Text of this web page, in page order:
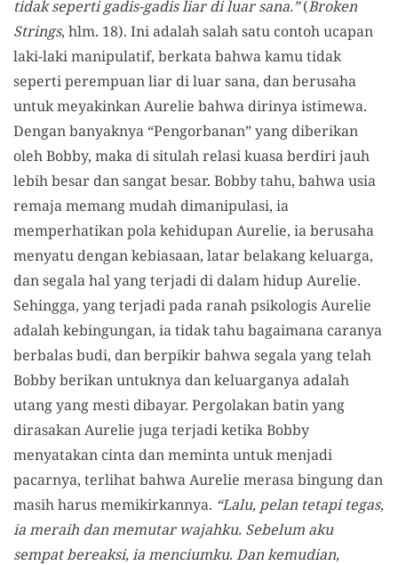
tidak seperti gadis-gadis liar di luar sana.”(Broken
Strings, hlm. 18). Ini adalah salah satu contoh ucapan
laki-laki manipulatif, berkata bahwa kamu tidak
seperti perempuan liar di luar sana, dan berusaha
untuk meyakinkan Aurelie bahwa dirinya istimewa.
Dengan banyaknya “Pengorbanan” yang diberikan
oleh Bobby, maka di situlah relasi kuasa berdiri jauh
lebih besar dan sangat besar. Bobby tahu, bahwa usia
remaja memang mudah dimanipulasi, ia
memperhatikan pola kehidupan Aurelie, ia berusaha
menyatu dengan kebiasaan, latar belakang keluarga,
dan segala hal yang terjadi di dalam hidup Aurelie.
Sehingga, yang terjadi pada ranah psikologis Aurelie
adalah kebingungan, ia tidak tahu bagaimana caranya
berbalas budi, dan berpikir bahwa segala yang telah
Bobby berikan untuknya dan keluarganya adalah
utang yang mesti dibayar. Pergolakan batin yang
dirasakan Aurelie juga terjadi ketika Bobby
menyatakan cinta dan meminta untuk menjadi
pacarnya, terlihat bahwa Aurelie merasa bingung dan
masih harus memikirkannya. “Lalu, pelan tetapi tegas,
ia meraih dan memutar wajahku. Sebelum aku
sempat bereaksi, ia menciumku. Dan kemudian,